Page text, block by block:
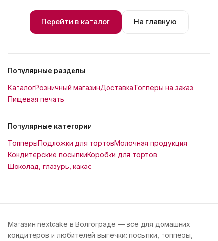
Перейти в каталог На главную
Популярные разделы
КаталогРозничный магазинДоставкаТопперы на заказ
Пищевая печать
Популярные категории
ТопперыПодложки для тортовМолочная продукция
Кондитерские посыпкиКоробки для тортов
Шоколад, глазурь, какао
Магазин nextcake в Волгограде — всё для домашних
кондитеров и любителей выпечки: посыпки, топперы,